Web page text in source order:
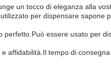
un tocco di eleganza alla
per dispensare sapone
essere usato per
affidabilità.Il tempo di